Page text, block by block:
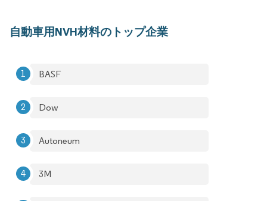
自動車用NVH材料のトップ企業
BASF
Dow
Autoneum
3M